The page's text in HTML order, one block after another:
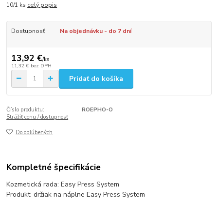
10/1 ks celý popis
Dostupnosť Na objednávku - do 7 dní
13,92 €/ks
11,32 € bez DPH
Pridať do košíka
Číslo produktu:
ROEPHO-O
Strážiť cenu / dostupnosť
Do obľúbených
Kompletné špecifikácie
Kozmetická rada: Easy Press System
Produkt: držiak na náplne Easy Press System